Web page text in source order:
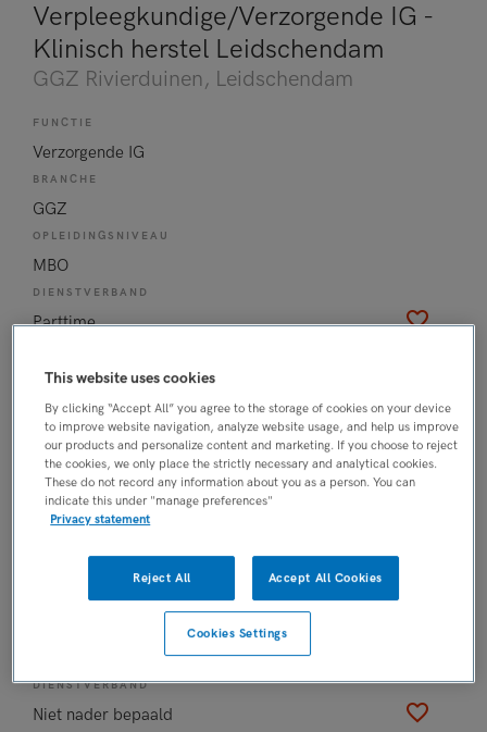
Verpleegkundige/Verzorgende IG -
Klinisch herstel Leidschendam
GGZ Rivierduinen, Leidschendam
FUNCTIE
Verzorgende IG
BRANCHE
GGZ
OPLEIDINGSNIVEAU
MBO
DIENSTVERBAND
Parttime
Gisteren
Startende HBO Verpleegkundige
Ede
Maandag, Ede
FUNCTIE
Onbekend
DIENSTVERBAND
Niet nader bepaald
This website uses cookies
By clicking “Accept All” you agree to the storage of cookies on your device
to improve website navigation, analyze website usage, and help us improve
our products and personalize content and marketing. If you choose to reject
the cookies, we only place the strictly necessary and analytical cookies.
These do not record any information about you as a person. You can
indicate this under "manage preferences"
Privacy statement
Reject All Accept All Cookies
Cookies Settings